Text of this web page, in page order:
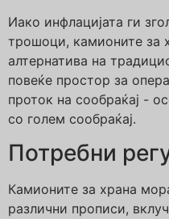
Иако инфлацијата ги
трошоци, камионите за
алтернатива на
повеќе простор за
проток на сообраќај -
со голем сообраќај.
Потребни
Камионите за храна
различни прописи,